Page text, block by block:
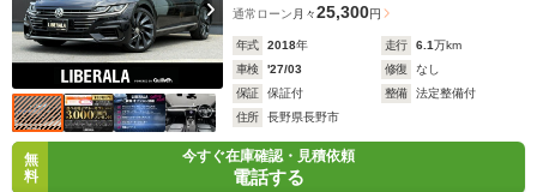
通常ローン 月々25,300円
年式 2018年 走行 6.1万km
車検
'27/03 修復
なし
保証
保証付 整備
法定整備付
住所
長野県長野市
無
料
今すぐ在庫確認・見積依頼
電話する